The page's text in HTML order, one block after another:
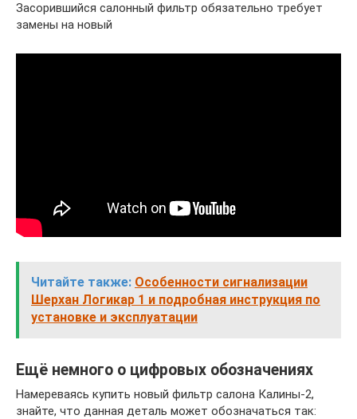
Засорившийся салонный фильтр обязательно требует
замены на новый
Читайте также: Особенности сигнализации
Шерхан Логикар 1 и подробная инструкция по
установке и эксплуатации
Ещё немного о цифровых обозначениях
Намереваясь купить новый фильтр салона Калины-2,
знайте, что данная деталь может обозначаться так: